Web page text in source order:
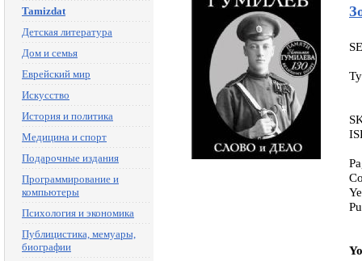
Tamizdat
Детская литература
Дом и семья
Еврейский мир
Искусство
История и политика
Медицина и спорт
Подарочные издания
Программирование и
компьютеры
Психология и экономика
Публицистика, мемуары,
биографии